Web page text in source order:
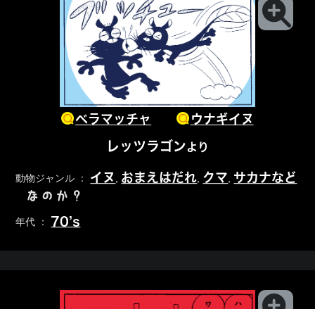
ベラマッチャ ウナギイヌ
レッツラゴンより
動物ジャンル ： イヌ おまえはだれ クマ サカナなど
なのか？
年代 ： 70’s